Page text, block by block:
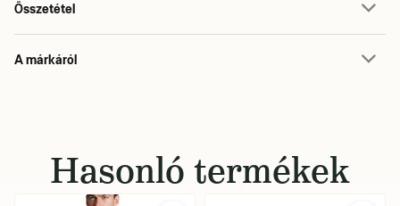
Összetétel
A márkáról
Hasonló termékek